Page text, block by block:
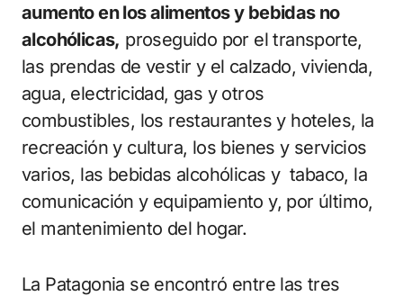
aumento en los alimentos y bebidas no
alcohólicas, proseguido por el transporte,
las prendas de vestir y el calzado, vivienda,
agua, electricidad, gas y otros
combustibles, los restaurantes y hoteles, la
recreación y cultura, los bienes y servicios
varios, las bebidas alcohólicas y tabaco, la
comunicación y equipamiento y, por último,
el mantenimiento del hogar.
La Patagonia se encontró entre las tres